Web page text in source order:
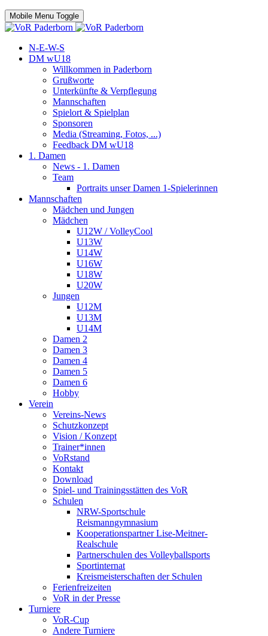
Mobile Menu Toggle
N-E-W-S
DM wU18
Willkommen in Paderborn
Grußworte
Unterkünfte & Verpflegung
Mannschaften
Spielort & Spielplan
Sponsoren
Media (Streaming, Fotos, ...)
Feedback DM wU18
1. Damen
News - 1. Damen
Team
Portraits unser Damen 1-Spielerinnen
Mannschaften
Mädchen und Jungen
Mädchen
U12W / VolleyCool
U13W
U14W
U16W
U18W
U20W
Jungen
U12M
U13M
U14M
Damen 2
Damen 3
Damen 4
Damen 5
Damen 6
Hobby
Verein
Vereins-News
Schutzkonzept
Vision / Konzept
Trainer*innen
VoRstand
Kontakt
Download
Spiel- und Trainingsstätten des VoR
Schulen
NRW-Sportschule
Reismanngymnasium
Kooperationspartner Lise-Meitner-
Realschule
Partnerschulen des Volleyballsports
Sportinternat
Kreismeisterschaften der Schulen
Ferienfreizeiten
VoR in der Presse
Turniere
VoR-Cup
Andere Turniere